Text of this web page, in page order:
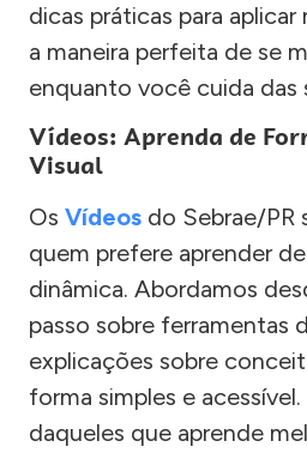
dicas práticas para
a maneira perfeita de se
enquanto você cuida das
Vídeos: Aprenda de
Visual
Os Vídeos do Sebrae/PR
quem prefere aprender
dinâmica. Abordamos
passo sobre ferramentas
explicações sobre
forma simples e
daqueles que aprende